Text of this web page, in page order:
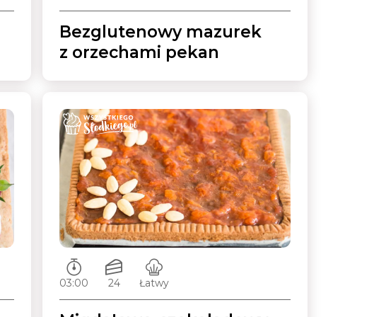
Bezglutenowy mazurek
z orzechami pekan
Czas przygotowywania:
03:00
Ilość porcji:
24
Poziom trudności:
Łatwy